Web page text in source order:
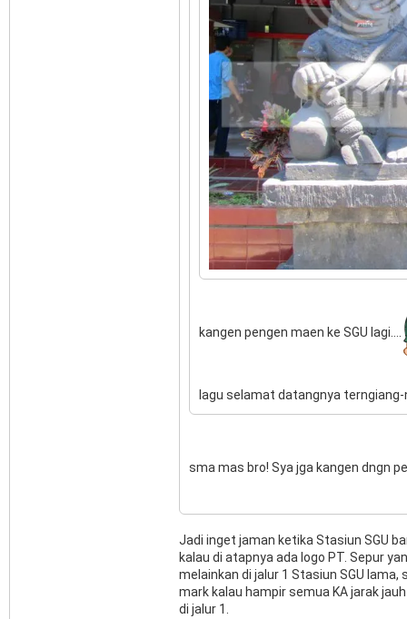
kangen pengen maen ke SGU lagi....
lagu selamat datangnya
sma mas bro! Sya jga kangen dngn
Jadi inget jaman ketika Stasiun SGU
kalau di atapnya ada logo PT. Sepur
melainkan di jalur 1 Stasiun SGU
mark kalau hampir semua KA jarak
di jalur 1.